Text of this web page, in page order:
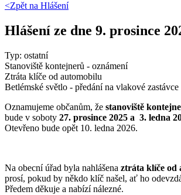
<Zpět na Hlášení
Hlášení ze dne 9. prosince
Typ: ostatní
Stanoviště kontejnerů - oznámení
Ztráta klíče od automobilu
Betlémské světlo - předání na vlakové zastávce
Oznamujeme občanům, že stanoviště
bude v soboty 27. prosince 2025 a 3. ledna
Otevřeno bude opět 10. ledna 2026.
Na obecní úřad byla nahlášena ztráta klíče od
prosí, pokud by někdo klíč našel, ať ho
Předem děkuje a nabízí nálezné.